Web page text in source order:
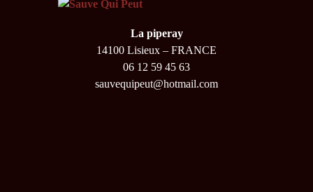
La piperay
14100 Lisieux – FRANCE
06 12 59 45 63
sauvequipeut@hotmail.com